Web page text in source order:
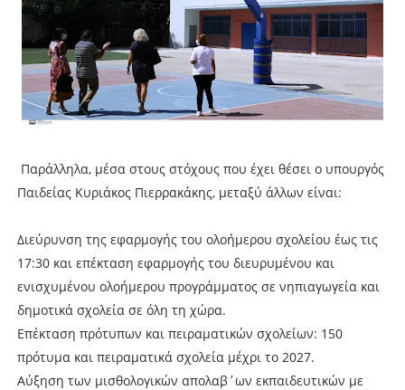
Παράλληλα, μέσα στους στόχους που έχει θέσει ο υπουργός
Παιδείας Κυριάκος Πιερρακάκης, μεταξύ άλλων είναι:
Διεύρυνση της εφαρμογής του ολοήμερου σχολείου έως τις
17:30 και επέκταση εφαρμογής του διευρυμένου και
ενισχυμένου ολοήμερου προγράμματος σε νηπιαγωγεία και
δημοτικά σχολεία σε όλη τη χώρα.
Επέκταση πρότυπων και πειραματικών σχολείων: 150
πρότυμα και πειραματικά σχολεία μέχρι το 2027.
Αύξηση των μισθολογικών απολαβ΄ων εκπαιδευτικών με